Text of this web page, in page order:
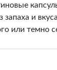
запаха и
или темно